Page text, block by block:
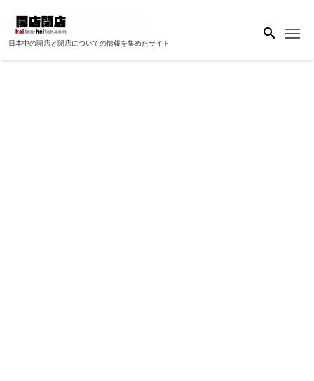
日本中の開店と閉店についての情報を集めたサイト